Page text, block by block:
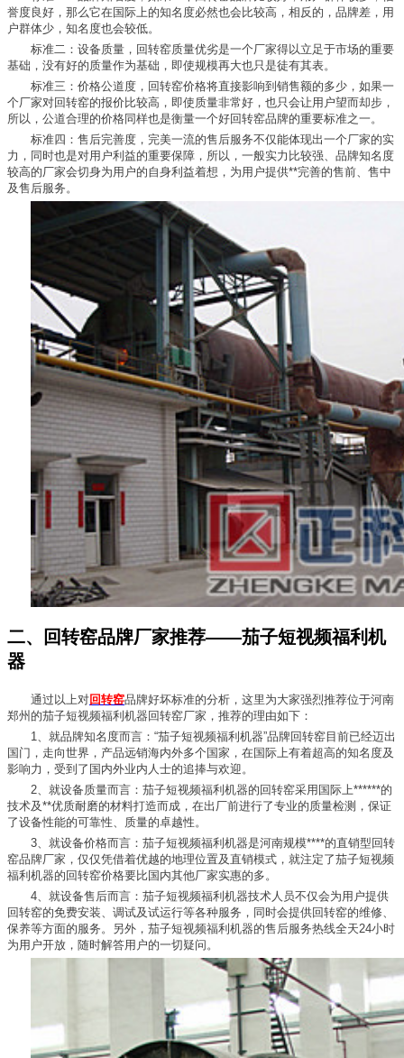
誉度良好，那么它在国际上的知名度必然也会比较高，相反的，品牌差，用
户群体少，知名度也会较低。
标准二：设备质量，回转窑质量优劣是一个厂家得以立足于市场的重要
基础，没有好的质量作为基础，即使规模再大也只是徒有其表。
标准三：价格公道度，回转窑价格将直接影响到销售额的多少，如果一
个厂家对回转窑的报价比较高，即使质量非常好，也只会让用户望而却步，
所以，公道合理的价格同样也是衡量一个好回转窑品牌的重要标准之一。
标准四：售后完善度，完美一流的售后服务不仅能体现出一个厂家的实
力，同时也是对用户利益的重要保障，所以，一般实力比较强、品牌知名度
较高的厂家会切身为用户的自身利益着想，为用户提供**完善的售前、售中
及售后服务。
二、回转窑品牌厂家推荐——茄子短视频福利机
器
通过以上对回转窑品牌好坏标准的分析，这里为大家强烈推荐位于河南
郑州的茄子短视频福利机器回转窑厂家，推荐的理由如下：
1、就品牌知名度而言：“茄子短视频福利机器”品牌回转窑目前已经迈出
国门，走向世界，产品远销海内外多个国家，在国际上有着超高的知名度及
影响力，受到了国内外业内人士的追捧与欢迎。
2、就设备质量而言：茄子短视频福利机器的回转窑采用国际上******的
技术及**优质耐磨的材料打造而成，在出厂前进行了专业的质量检测，保证
了设备性能的可靠性、质量的卓越性。
3、就设备价格而言：茄子短视频福利机器是河南规模****的直销型回转
窑品牌厂家，仅仅凭借着优越的地理位置及直销模式，就注定了茄子短视频
福利机器的回转窑价格要比国内其他厂家实惠的多。
4、就设备售后而言：茄子短视频福利机器技术人员不仅会为用户提供
回转窑的免费安装、调试及试运行等各种服务，同时会提供回转窑的维修、
保养等方面的服务。另外，茄子短视频福利机器的售后服务热线全天24小时
为用户开放，随时解答用户的一切疑问。